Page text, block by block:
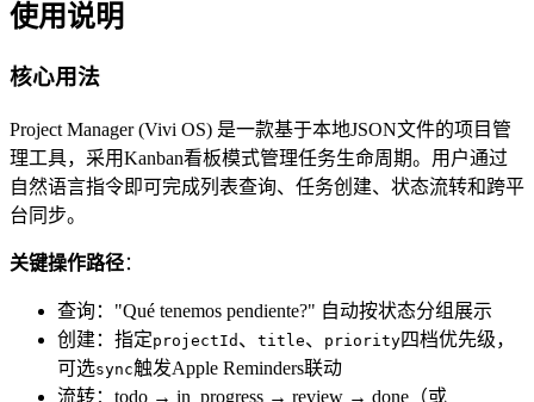
使用说明
核心用法
Project Manager (Vivi OS) 是一款基于本地JSON文件的项目管
理工具，采用Kanban看板模式管理任务生命周期。用户通过
自然语言指令即可完成列表查询、任务创建、状态流转和跨平
台同步。
关键操作路径：
查询："Qué tenemos pendiente?" 自动按状态分组展示
创建：指定projectId 、 title、 priority四档优先级，
可选sync触发Apple Reminders联动
流转：todo → in_progress → review → done（或